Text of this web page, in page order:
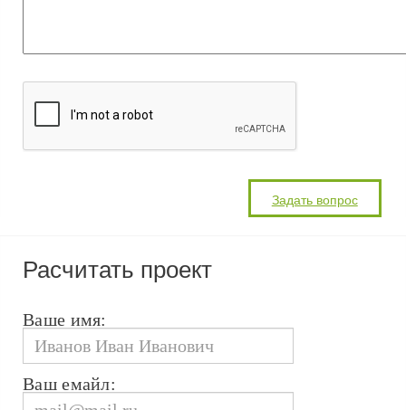
Расчитать проект
Ваше имя:
Ваш емайл: